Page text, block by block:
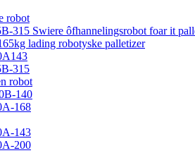
robot
315 Swiere ôfhannelingsrobot foar it
lading robotyske palletizer
315
robot
140
168
143
200